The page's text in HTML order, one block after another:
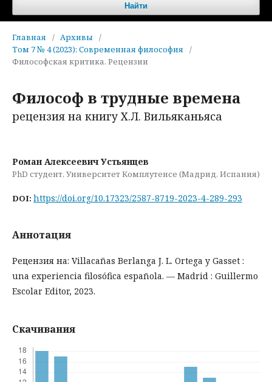
Найти
Главная / Архивы
/
Том 7 № 4 (2023): Современная философия
/
Философская критика. Рецензии
Философ в трудные времена
рецензия на книгу Х.Л. Вильяканьяса
Роман Алексеевич Устьянцев
PhD студент, Университет Комплутенсе (Мадрид, Испания)
DOI: https://doi.org/10.17323/2587-8719-2023-4-289-293
Аннотация
Рецензия на: Villacañas Berlanga J. L. Ortega y Gasset :
una experiencia filosófica española. — Madrid : Guillermo
Escolar Editor, 2023.
Скачивания